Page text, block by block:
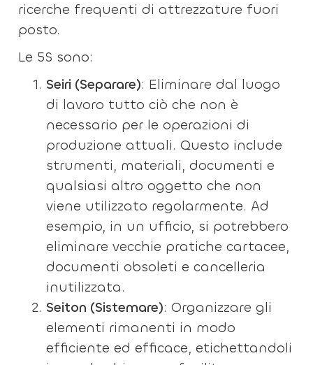
ricerche frequenti di attrezzature fuori
posto.
Le 5S sono:
Seiri (Separare): Eliminare dal luogo
di lavoro tutto ciò che non è
necessario per le operazioni di
produzione attuali. Questo include
strumenti, materiali, documenti e
qualsiasi altro oggetto che non
viene utilizzato regolarmente. Ad
esempio, in un ufficio, si potrebbero
eliminare vecchie pratiche cartacee,
documenti obsoleti e cancelleria
inutilizzata.
Seiton (Sistemare): Organizzare gli
elementi rimanenti in modo
efficiente ed efficace, etichettandoli